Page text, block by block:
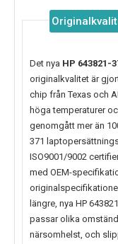
Det nya HP 643821-
originalkvalitet är
chip från Texas och
höga temperaturer
genomgått mer än
371
ISO9001/9002
med OEM-
längre, nya HP
passar olika
närsomhelst, och